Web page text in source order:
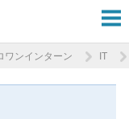
ワンインターン IT